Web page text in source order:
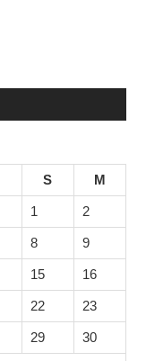
S M
1 2
8 9
15 16
22 23
29 30